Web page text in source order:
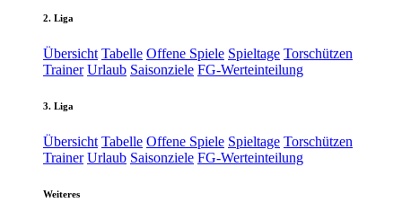
2. Liga
Übersicht Tabelle Offene Spiele Spieltage Torschützen
Trainer Urlaub Saisonziele FG-Werteinteilung
3. Liga
Übersicht Tabelle Offene Spiele Spieltage Torschützen
Trainer Urlaub Saisonziele FG-Werteinteilung
Weiteres